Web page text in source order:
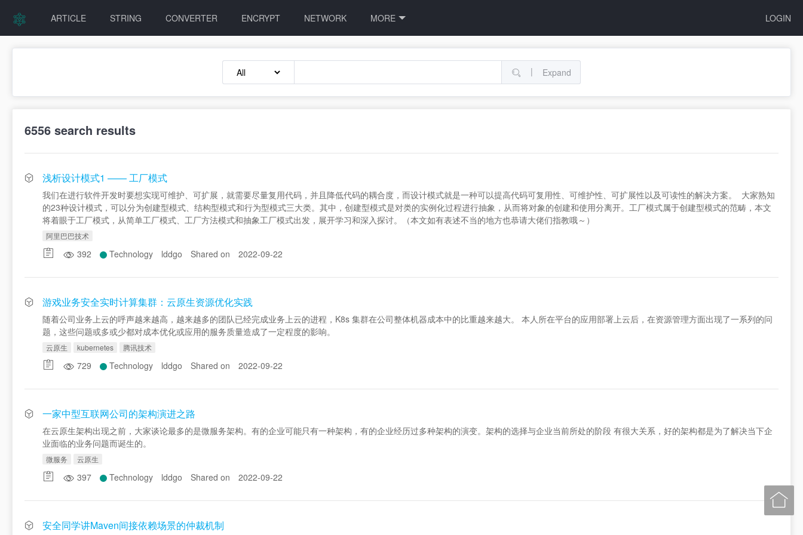
ARTICLE STRING CONVERTER ENCRYPT NETWORK MORE LOGIN
| Expand
6556 search results
浅析设计模式1 —— 工厂模式
我们在进行软件开发时要想实现可维护、可扩展，就需要尽量复用代码，并且降低代码的耦合度，而设计模式就是一种可以提高代码可复用性、可维护性、可扩展性以及可读性的解决方案。 大家熟知
的23种设计模式，可以分为创建型模式、结构型模式和行为型模式三大类。其中，创建型模式是对类的实例化过程进行抽象，从而将对象的创建和使用分离开。工厂模式属于创建型模式的范畴，本文
将着眼于工厂模式，从简单工厂模式、工厂方法模式和抽象工厂模式出发，展开学习和深入探讨。（本文如有表述不当的地方也恭请大佬们指教哦～）
阿里巴巴技术
392 Technology lddgo Shared on 2022-09-22
游戏业务安全实时计算集群：云原生资源优化实践
随着公司业务上云的呼声越来越高，越来越多的团队已经完成业务上云的进程，K8s 集群在公司整体机器成本中的比重越来越大。 本人所在平台的应用部署上云后，在资源管理方面出现了一系列的问
题，这些问题或多或少都对成本优化或应用的服务质量造成了一定程度的影响。
云原生 kubernetes 腾讯技术
729 Technology lddgo Shared on 2022-09-22
一家中型互联网公司的架构演进之路
在云原生架构出现之前，大家谈论最多的是微服务架构。有的企业可能只有一种架构，有的企业经历过多种架构的演变。架构的选择与企业当前所处的阶段 有很大关系，好的架构都是为了解决当下企
业面临的业务问题而诞生的。
微服务 云原生
397 Technology lddgo Shared on 2022-09-22
安全同学讲Maven间接依赖场景的仲裁机制
